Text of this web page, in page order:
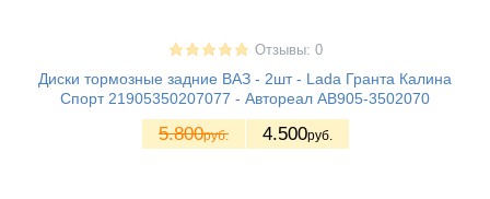
Отзывы: 0
Диски тормозные задние ВАЗ - 2шт - Lada Гранта Калина
Спорт 21905350207077 - Автореал AB905-3502070
5.800руб. 4.500руб.